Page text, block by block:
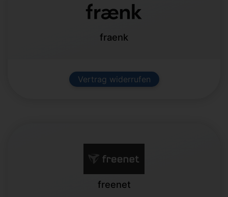
fraenk
Vertrag widerrufen
freenet